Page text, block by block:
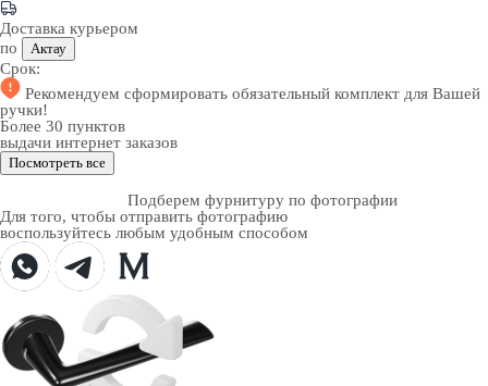
Доставка курьером
по
Актау
Срок:
Рекомендуем сформировать обязательный комплект для Вашей
ручки!
Более 30 пунктов
выдачи интернет заказов
Посмотреть все
Подберем фурнитуру по фотографии
Для того, чтобы отправить фотографию
воспользуйтесь любым удобным способом